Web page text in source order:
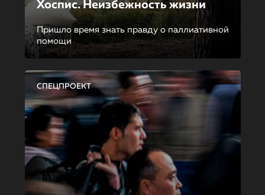
Хоспис. Неизбежность жизни
Пришло время знать правду о паллиативной
помощи
СПЕЦПРОЕКТ